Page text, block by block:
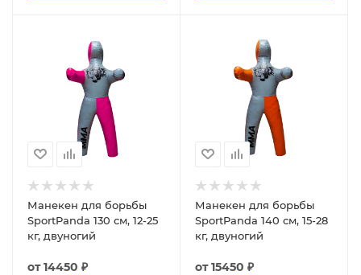
Манекен для борьбы
SportPanda 130 см, 12-25
кг, двуногий
от14450 ₽
Манекен для борьбы
SportPanda 140 см, 15-28
кг, двуногий
от15450 ₽